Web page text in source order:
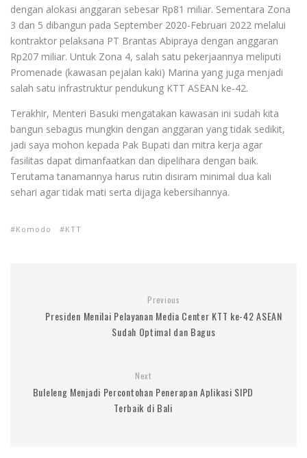
dengan alokasi anggaran sebesar Rp81 miliar. Sementara Zona
3 dan 5 dibangun pada September 2020-Februari 2022 melalui
kontraktor pelaksana PT Brantas Abipraya dengan anggaran
Rp207 miliar. Untuk Zona 4, salah satu pekerjaannya meliputi
Promenade (kawasan pejalan kaki) Marina yang juga menjadi
salah satu infrastruktur pendukung KTT ASEAN ke-42.
Terakhir, Menteri Basuki mengatakan kawasan ini sudah kita
bangun sebagus mungkin dengan anggaran yang tidak sedikit,
jadi saya mohon kepada Pak Bupati dan mitra kerja agar
fasilitas dapat dimanfaatkan dan dipelihara dengan baik.
Terutama tanamannya harus rutin disiram minimal dua kali
sehari agar tidak mati serta dijaga kebersihannya.
Komodo KTT
Previous
Presiden Menilai Pelayanan Media Center KTT ke-42 ASEAN
Sudah Optimal dan Bagus
Next
Buleleng Menjadi Percontohan Penerapan Aplikasi SIPD
Terbaik di Bali